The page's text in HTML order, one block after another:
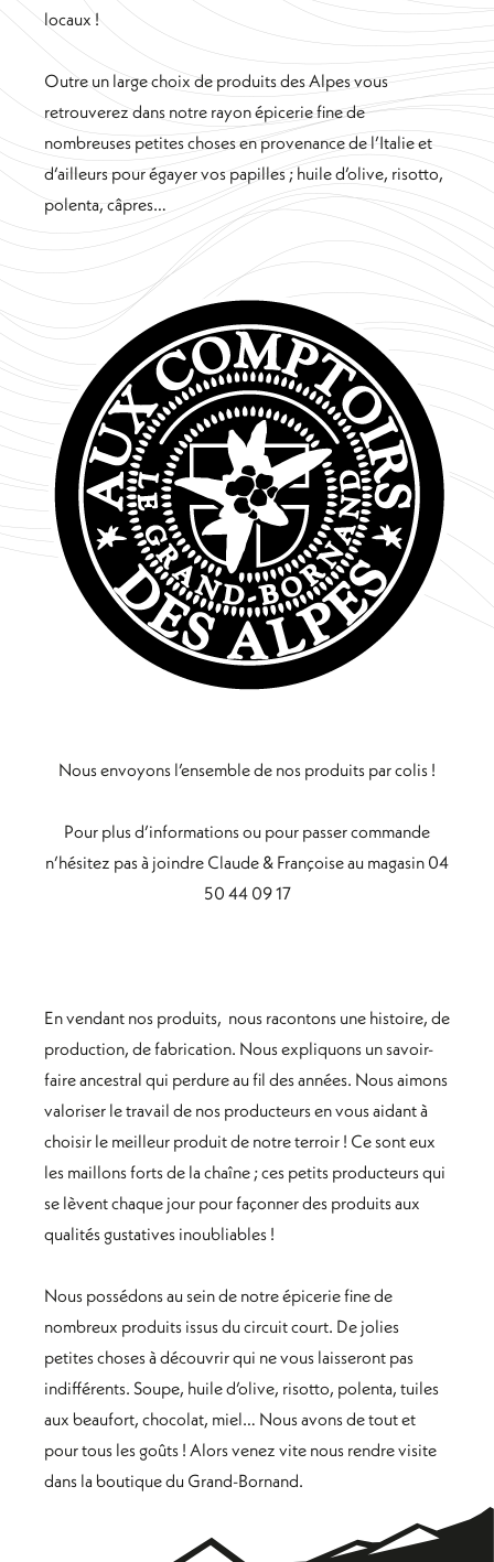
locaux !
Outre un large choix de produits des Alpes vous
retrouverez dans notre rayon épicerie fine de
nombreuses petites choses en provenance de l’Italie et
d’ailleurs pour égayer vos papilles ; huile d’olive, risotto,
polenta, câpres…
Nous envoyons l’ensemble de nos produits par colis !
Pour plus d’informations ou pour passer commande
n’hésitez pas à joindre Claude & Françoise au magasin 04
50 44 09 17
En vendant nos produits, nous racontons une histoire, de
production, de fabrication. Nous expliquons un savoir-
faire ancestral qui perdure au fil des années. Nous aimons
valoriser le travail de nos producteurs en vous aidant à
choisir le meilleur produit de notre terroir ! Ce sont eux
les maillons forts de la chaîne ; ces petits producteurs qui
se lèvent chaque jour pour façonner des produits aux
qualités gustatives inoubliables !
Nous possédons au sein de notre épicerie fine de
nombreux produits issus du circuit court. De jolies
petites choses à découvrir qui ne vous laisseront pas
indifférents. Soupe, huile d’olive, risotto, polenta, tuiles
aux beaufort, chocolat, miel… Nous avons de tout et
pour tous les goûts ! Alors venez vite nous rendre visite
dans la boutique du Grand-Bornand.